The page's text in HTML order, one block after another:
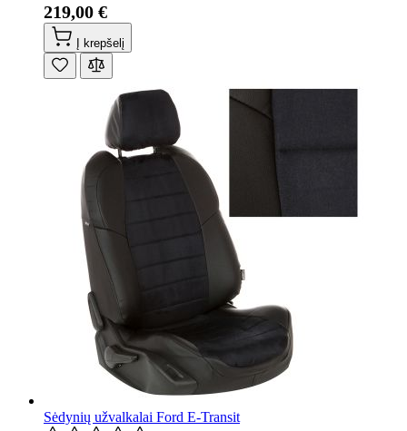
219,00 €
Į krepšelį
Sėdynių užvalkalai Ford E-Transit